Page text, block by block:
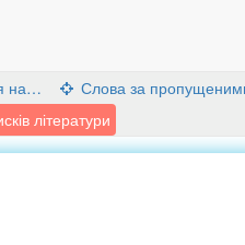
на…
Слова за
літератури